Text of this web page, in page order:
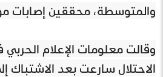
والمتوسطة، محققين
وقالت معلومات الإعلام
الاحتلال سارعت بعد الاشتباك